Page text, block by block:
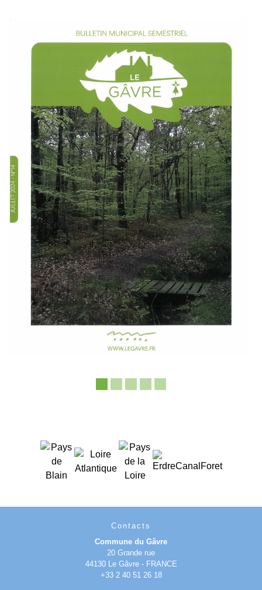
Contacts
Commune du Gâvre
20 Grande rue
44130 Le Gâvre - FRANCE
+33 2 40 51 26 18